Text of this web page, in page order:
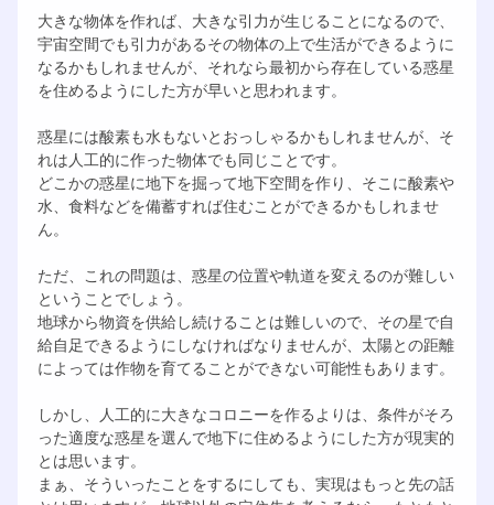
大きな物体を作れば、大きな引力が生じることになるので、
宇宙空間でも引力があるその物体の上で生活ができるように
なるかもしれませんが、それなら最初から存在している惑星
を住めるようにした方が早いと思われます。
惑星には酸素も水もないとおっしゃるかもしれませんが、そ
れは人工的に作った物体でも同じことです。
どこかの惑星に地下を掘って地下空間を作り、そこに酸素や
水、食料などを備蓄すれば住むことができるかもしれませ
ん。
ただ、これの問題は、惑星の位置や軌道を変えるのが難しい
ということでしょう。
地球から物資を供給し続けることは難しいので、その星で自
給自足できるようにしなければなりませんが、太陽との距離
によっては作物を育てることができない可能性もあります。
しかし、人工的に大きなコロニーを作るよりは、条件がそろ
った適度な惑星を選んで地下に住めるようにした方が現実的
とは思います。
まぁ、そういったことをするにしても、実現はもっと先の話